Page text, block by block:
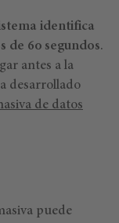
identifica
de 60 segundos.
antes a la
desarrollado
de datos
puede